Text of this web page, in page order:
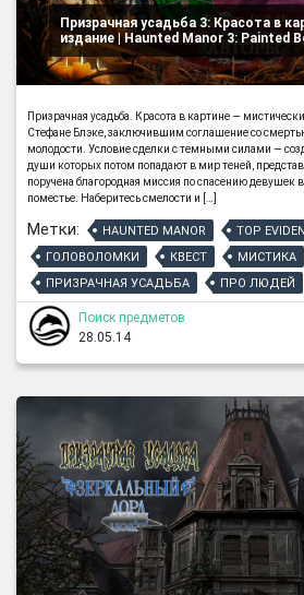
Призрачная усадьба 3: Красота в
издание | Haunted Manor 3: Painted
Призрачная усадьба. Красота в картине —
Стефане Блэке, заключившим соглашение со
молодости. Условие сделки с темными силами —
души которых потом попадают в мир теней,
поручена благородная миссия по спасению девушек
поместье. Наберитесь смелости и […]
Метки: HAUNTED MANOR
TOP
ГОЛОВОЛОМКИ
КВЕСТ МИСТИКА
ПРИЗРАЧНАЯ УСАДЬБА
ПРО ЛЮДЕЙ
Поиск предметов
28.05.14